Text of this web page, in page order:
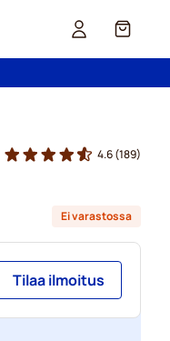
Kori
4.6(189)
Ei varastossa
Tilaa ilmoitus